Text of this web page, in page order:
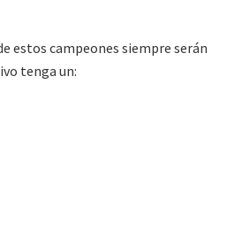
estos campeones siempre serán
tenga un: